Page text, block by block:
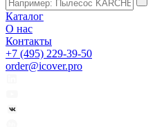
Каталог
О нас
Контакты
+7 (495) 229-39-50
order@icover.pro